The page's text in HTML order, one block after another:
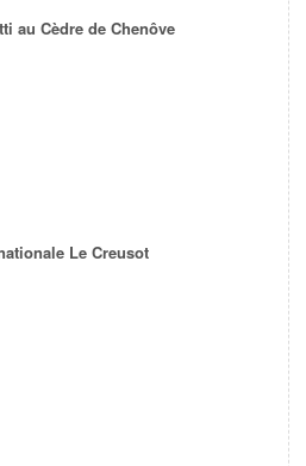
au Cèdre de Chenôve
Le Creusot